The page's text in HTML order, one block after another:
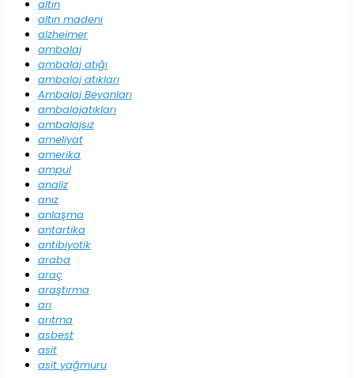
altın
altın madeni
alzheimer
ambalaj
ambalaj atığı
ambalaj atıkları
Ambalaj Beyanları
ambalajatıkları
ambalajsız
ameliyat
amerika
ampul
analiz
anız
anlaşma
antartika
antibiyotik
araba
araç
araştırma
arı
arıtma
asbest
asit
asit yağmuru